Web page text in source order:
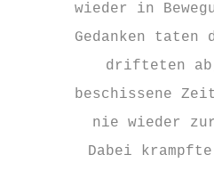
wieder in
Gedanken taten
drifteten
beschissene
nie wieder
Dabei